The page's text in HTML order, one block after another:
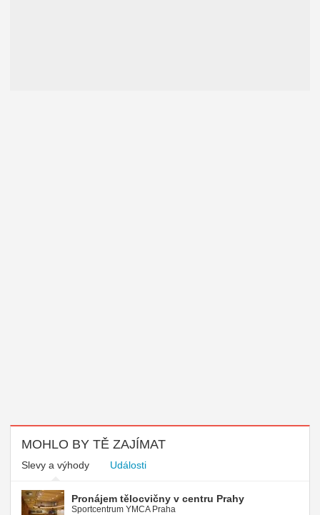
MOHLO BY TĚ ZAJÍMAT
Slevy a výhody Události
Pronájem tělocvičny v centru Prahy
Sportcentrum YMCA Praha